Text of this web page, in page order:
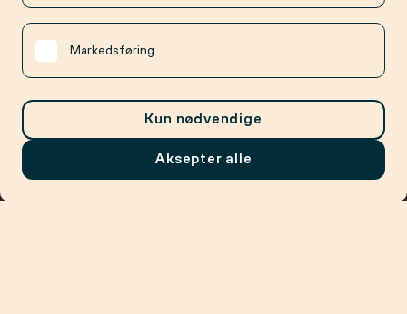
Meny
Markedsføring
Kun nødvendige
Aksepter alle